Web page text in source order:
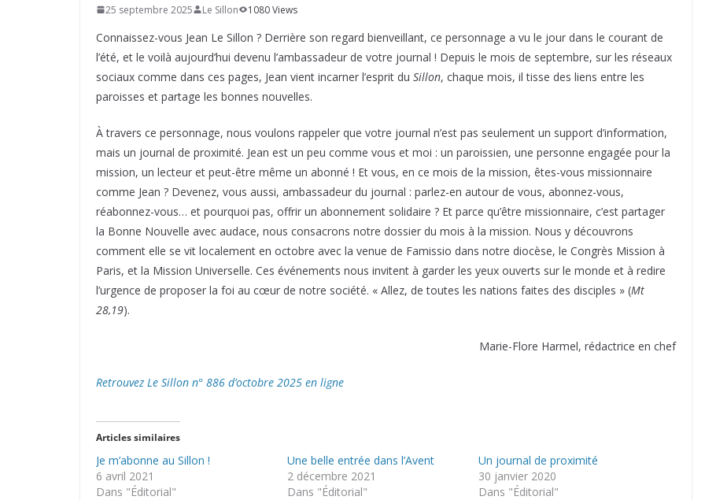
25 septembre 2025 Le Sillon 1080 Views
Connaissez-vous Jean Le Sillon ? Derrière son regard bienveillant, ce personnage a vu le jour dans le courant de
l’été, et le voilà aujourd’hui devenu l’ambassadeur de votre journal ! Depuis le mois de septembre, sur les réseaux
sociaux comme dans ces pages, Jean vient incarner l’esprit du Sillon, chaque mois, il tisse des liens entre les
paroisses et partage les bonnes nouvelles.
À travers ce personnage, nous voulons rappeler que votre journal n’est pas seulement un support d’information,
mais un journal de proximité. Jean est un peu comme vous et moi : un paroissien, une personne engagée pour la
mission, un lecteur et peut-être même un abonné ! Et vous, en ce mois de la mission, êtes-vous missionnaire
comme Jean ? Devenez, vous aussi, ambassadeur du journal : parlez-en autour de vous, abonnez-vous,
réabonnez-vous… et pourquoi pas, offrir un abonnement solidaire ? Et parce qu’être missionnaire, c’est partager
la Bonne Nouvelle avec audace, nous consacrons notre dossier du mois à la mission. Nous y découvrons
comment elle se vit localement en octobre avec la venue de Famissio dans notre diocèse, le Congrès Mission à
Paris, et la Mission Universelle. Ces événements nous invitent à garder les yeux ouverts sur le monde et à redire
l’urgence de proposer la foi au cœur de notre société. « Allez, de toutes les nations faites des disciples » (Mt
28,19).
Marie-Flore Harmel, rédactrice en chef
Retrouvez Le Sillon n° 886 d’octobre 2025 en ligne
Articles similaires
Je m’abonne au Sillon !
6 avril 2021
Dans "Éditorial"
Une belle entrée dans l’Avent
2 décembre 2021
Dans "Éditorial"
Un journal de proximité
30 janvier 2020
Dans "Éditorial"